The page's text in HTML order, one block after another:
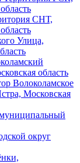
СНТ,
Улица,
область
Волоколамское
Московская
округ